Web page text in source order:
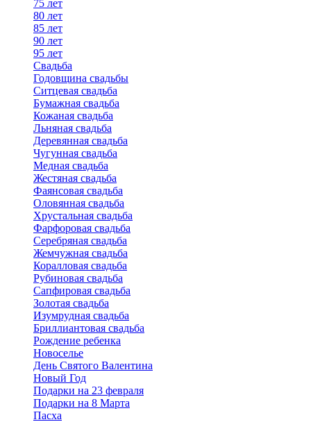
75 лет
80 лет
85 лет
90 лет
95 лет
Свадьба
Годовщина свадьбы
Ситцевая свадьба
Бумажная свадьба
Кожаная свадьба
Льняная свадьба
Деревянная свадьба
Чугунная свадьба
Медная свадьба
Жестяная свадьба
Фаянсовая свадьба
Оловянная свадьба
Хрустальная свадьба
Фарфоровая свадьба
Серебряная свадьба
Жемчужная свадьба
Коралловая свадьба
Рубиновая свадьба
Сапфировая свадьба
Золотая свадьба
Изумрудная свадьба
Бриллиантовая свадьба
Рождение ребенка
Новоселье
День Святого Валентина
Новый Год
Подарки на 23 февраля
Подарки на 8 Марта
Пасха